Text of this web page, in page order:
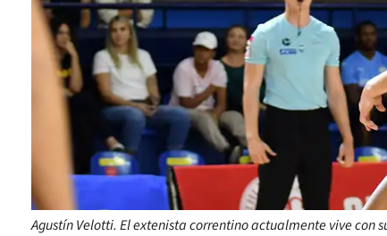
Agustín Velotti. El extenista correntino actualmente vive con